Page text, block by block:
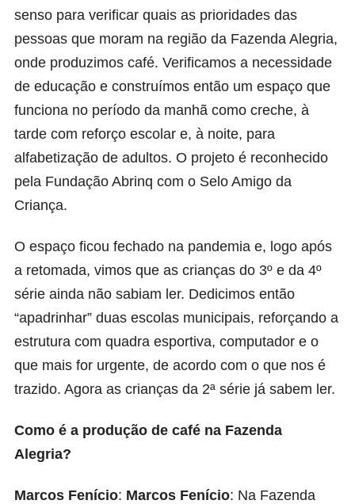
senso para verificar quais as prioridades das
pessoas que moram na região da Fazenda Alegria,
onde produzimos café. Verificamos a necessidade
de educação e construímos então um espaço que
funciona no período da manhã como creche, à
tarde com reforço escolar e, à noite, para
alfabetização de adultos. O projeto é reconhecido
pela Fundação Abrinq com o Selo Amigo da
Criança.
O espaço ficou fechado na pandemia e, logo após
a retomada, vimos que as crianças do 3º e da 4º
série ainda não sabiam ler. Dedicimos então
“apadrinhar” duas escolas municipais, reforçando a
estrutura com quadra esportiva, computador e o
que mais for urgente, de acordo com o que nos é
trazido. Agora as crianças da 2ª série já sabem ler.
Como é a produção de café na Fazenda
Alegria?
Marcos Fenício: Marcos Fenício: Na Fazenda